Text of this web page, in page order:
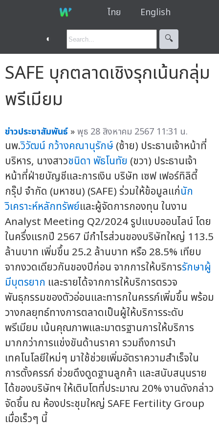
ไทย English
◐ 🔍︎
SAFE บุกตลาดเชิงรุกเน้นกลุ่ม
พรีเมียม
ข่าวประชาสัมพันธ์ »พุธ 28 สิงหาคม 2567 11:31 น.
นพ.วิวัฒน์ กว้างคณานุรักษ์(ซ้าย) ประธานเจ้าหน้าที่
บริหาร, นางสาวชนิดา พัธโนทัย (ขวา) ประธานเจ้า
หน้าที่ฝ่ายบัญชีและการเงิน บริษัท เซฟ เฟอร์ทิลิตี้
กรุ๊ป จำกัด (มหาชน) (SAFE) ร่วมให้ข้อมูลแก่นัก
วิเคราะห์หลักทรัพย์และผู้จัดการกองทุน ในงาน
Analyst Meeting Q2/2024 รูปแบบออนไลน์ โดย
ในครึ่งแรกปี 2567 มีกำไรส่วนของบริษัทใหญ่ 113.5
ล้านบาท เพิ่มขึ้น 25.2 ล้านบาท หรือ 28.5% เทียบ
จากงวดเดียวกันของปีก่อน จากการให้บริการรักษาผู้
มีบุตรยาก และรายได้จากการให้บริการตรวจ
พันธุกรรมของตัวอ่อนและทารกในครรภ์เพิ่มขึ้น พร้อม
วางกลยุทธ์ทางการตลาดเป็นผู้ให้บริการระดับ
พรีเมียม เน้นคุณภาพและมาตรฐานการให้บริการ
มากกว่าการแข่งขันด้านราคา รวมถึงการนำ
เทคโนโลยีใหม่ๆ มาใช้ช่วยเพิ่มอัตราความสำเร็จใน
การตั้งครรภ์ ช่วยดึงดูดฐานลูกค้า และสนับสนุนราย
ได้ของบริษัทฯ ให้เติบโตที่ประมาณ 20% งานดังกล่าว
จัดขึ้น ณ ห้องประชุมใหญ่ SAFE Fertility Group
เมื่อเร็วๆ นี้